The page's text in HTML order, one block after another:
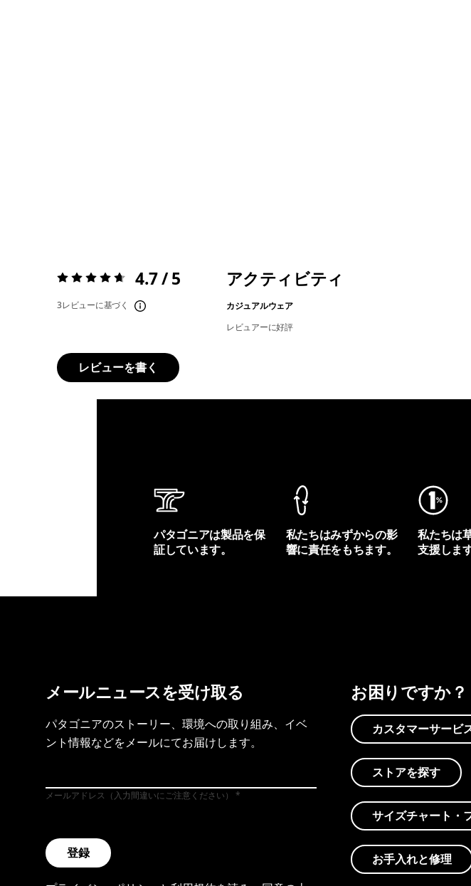
評価:4.7 / 5 4.7 / 5
3レビューに基づく
アクティビティ
カジュアルウェア
レビュアーに好評
レビューを書く
パタゴニアは製品を保
証しています。
私たちはみずからの影
響に責任をもちます。
私たちは
支援します
メールニュースを受け取る
パタゴニアのストーリー、環境への取り組み、イベ
ント情報などをメールにてお届けします。
メールアドレス（入力間違いにご注意ください）
登録
お困りですか？
カスタマーサービ
ストアを探す
サイズチャート・
お手入れと修理